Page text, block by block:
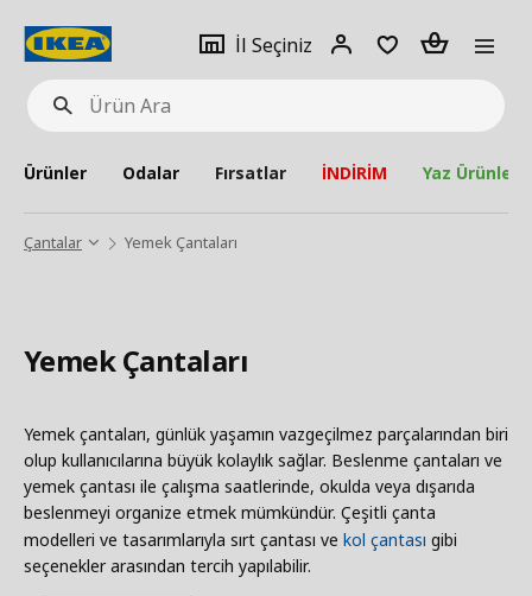
Ürün
Ara
İl Seçiniz
Giriş
Adet
Ürünler Odalar Fırsatlar İNDİRİM Yaz Ürünleri
Çantalar Yemek Çantaları
Yemek Çantaları
Yemek çantaları, günlük yaşamın vazgeçilmez parçalarından biri
olup kullanıcılarına büyük kolaylık sağlar. Beslenme çantaları ve
yemek çantası ile çalışma saatlerinde, okulda veya dışarıda
beslenmeyi organize etmek mümkündür. Çeşitli çanta
modelleri ve tasarımlarıyla sırt çantası ve kol çantası gibi
seçenekler arasından tercih yapılabilir.